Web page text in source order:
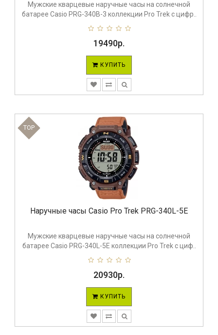
Мужские кварцевые наручные часы на солнечной
батарее Casio PRG-340B-3 коллекции Pro Trek с цифр..
19490р.
КУПИТЬ
TOP
Наручные часы Casio Pro Trek PRG-340L-5E
Мужские кварцевые наручные часы на солнечной
батарее Casio PRG-340L-5E коллекции Pro Trek с циф..
20930р.
КУПИТЬ